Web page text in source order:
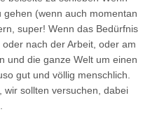
(wenn auch momentan
super! Wenn das Bedürfnis
nach der Arbeit, oder am
und die ganze Welt um einen
gut und völlig menschlich.
wir sollten versuchen, dabei